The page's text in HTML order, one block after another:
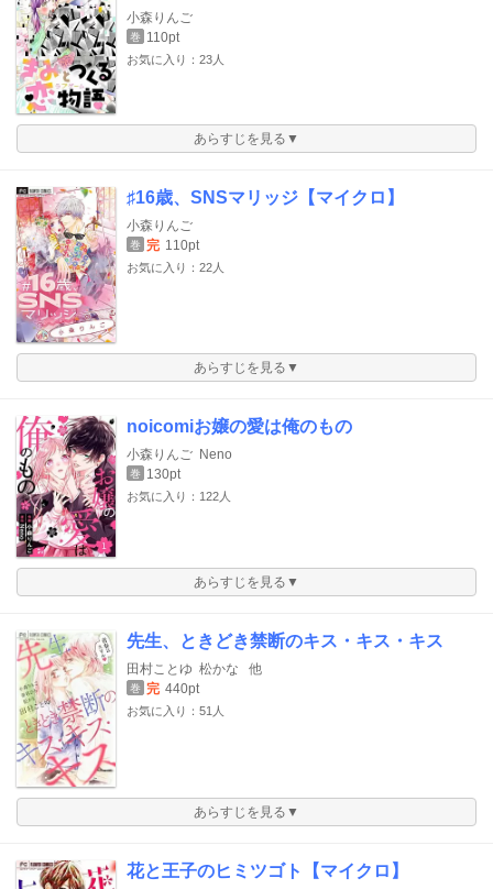
小森りんご
巻 110pt
お気に入り：23人
あらすじを見る▼
♯16歳、SNSマリッジ【マイクロ】
小森りんご
巻 完 110pt
お気に入り：22人
あらすじを見る▼
noicomiお嬢の愛は俺のもの
小森りんご Neno
巻 130pt
お気に入り：122人
あらすじを見る▼
先生、ときどき禁断のキス・キス・キス
田村ことゆ 松かな 他
巻 完 440pt
お気に入り：51人
あらすじを見る▼
花と王子のヒミツゴト【マイクロ】